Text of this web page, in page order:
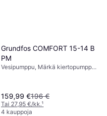
Grundfos COMFORT 15-14 B
PM
Vesipumppu, Märkä kiertopumppu,
159,99 €196 €
Tai 27,95 €/kk.¹
4 kauppoja